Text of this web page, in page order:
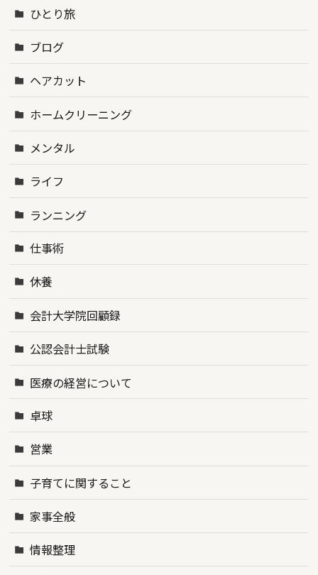
ひとり旅
ブログ
ヘアカット
ホームクリーニング
メンタル
ライフ
ランニング
仕事術
休養
会計大学院回顧録
公認会計士試験
医療の経営について
卓球
営業
子育てに関すること
家事全般
情報整理